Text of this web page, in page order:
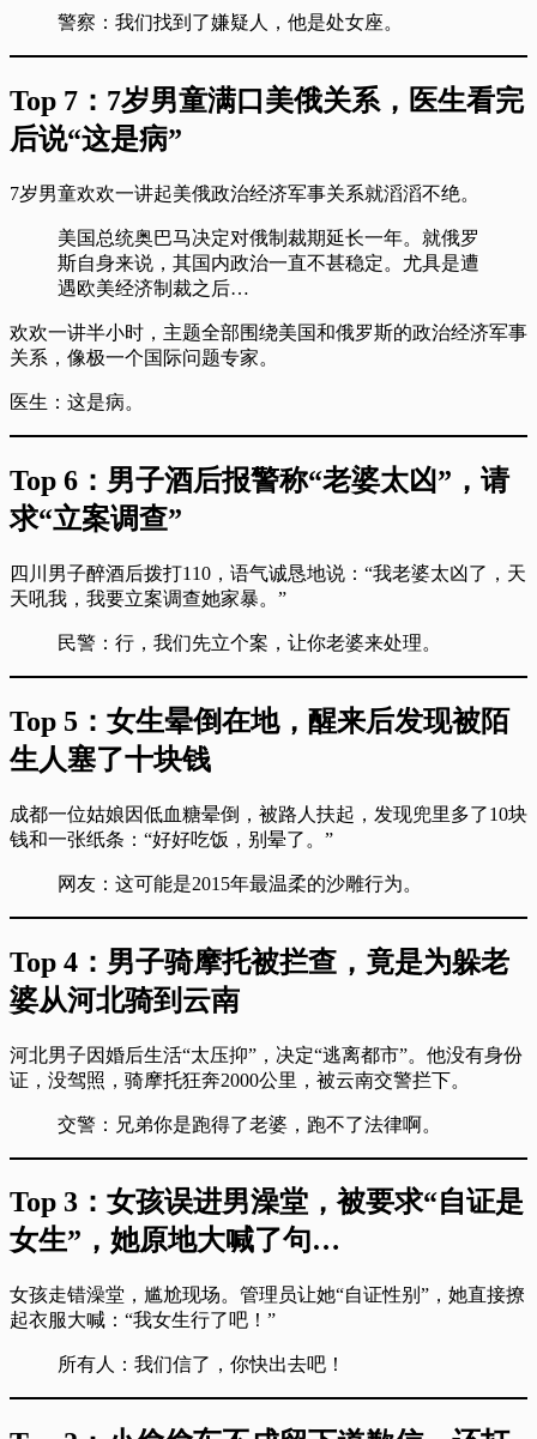
警察：我们找到了嫌疑人，他是处女座。
Top 7：7岁男童满口美俄关系，医生看完
后说“这是病”
7岁男童欢欢一讲起美俄政治经济军事关系就滔滔不绝。
美国总统奥巴马决定对俄制裁期延长一年。就俄罗
斯自身来说，其国内政治一直不甚稳定。尤具是遭
遇欧美经济制裁之后…
欢欢一讲半小时，主题全部围绕美国和俄罗斯的政治经济军事
关系，像极一个国际问题专家。
医生：这是病。
Top 6：男子酒后报警称“老婆太凶”，请
求“立案调查”
四川男子醉酒后拨打110，语气诚恳地说：“我老婆太凶了，天
天吼我，我要立案调查她家暴。”
民警：行，我们先立个案，让你老婆来处理。
Top 5：女生晕倒在地，醒来后发现被陌
生人塞了十块钱
成都一位姑娘因低血糖晕倒，被路人扶起，发现兜里多了10块
钱和一张纸条：“好好吃饭，别晕了。”
网友：这可能是2015年最温柔的沙雕行为。
Top 4：男子骑摩托被拦查，竟是为躲老
婆从河北骑到云南
河北男子因婚后生活“太压抑”，决定“逃离都市”。他没有身份
证，没驾照，骑摩托狂奔2000公里，被云南交警拦下。
交警：兄弟你是跑得了老婆，跑不了法律啊。
Top 3：女孩误进男澡堂，被要求“自证是
女生”，她原地大喊了句…
女孩走错澡堂，尴尬现场。管理员让她“自证性别”，她直接撩
起衣服大喊：“我女生行了吧！”
所有人：我们信了，你快出去吧！